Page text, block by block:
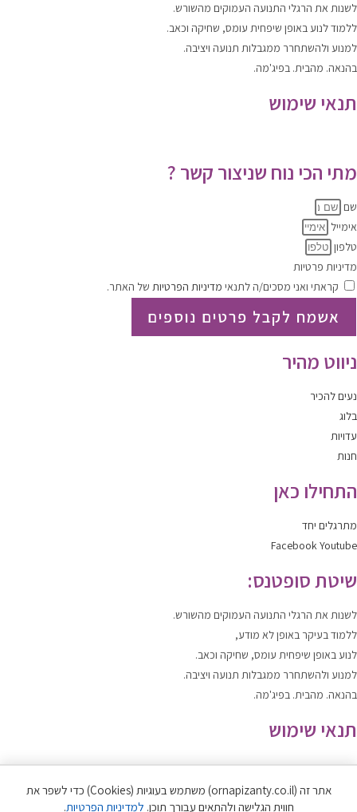
אתר זה (ornapizanty.co.il) משתמש בעוגיות (Cookies) כדי לשפר את
חווית הגלישה ולהתאים עבורך תוכן. למדיניות הפרטיות.
לשנות את הרגלי התנועה העמוקים מהשורש.
ללמודלנועבאופן שיפחית עומס, שחיקה וכאב.
למנוע ולהשתחרר ממגבלות תנועה ויציבה.
בהנאה. מהבית. בפיג'מה.
תנאי שימוש
מתי הכי נוח שניצור קשר ?
שם
אימייל
טלפון
מדיניות פרטיות
קראתי ואני מסכים/ה לתנאי מדיניות הפרטיות של האתר.
אשמח לקבל פרטים נוספים
ניווט מהיר
נעים להכיר
בלוג
עדויות
חנות
התחילו כאן
מתרגלים יחד
FacebookYoutube
שיטת סופטנס:
לשנות את הרגלי התנועה העמוקים מהשורש.
ללמודבעיקר באופן לא מודע,
לנועבאופן שיפחית עומס, שחיקה וכאב.
למנוע ולהשתחרר ממגבלות תנועה ויציבה.
בהנאה. מהבית. בפיג'מה.
תנאי שימוש
תקנון האתר|מדיניות הפרטיות
כל הזכויות שמורות לאורנה פיזנטי ©